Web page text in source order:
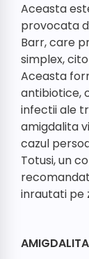
Aceasta
provocata
Barr, care
simplex,
Aceasta
antibiotice,
infectii ale
amigdalita
cazul
Totusi, un
inrautati pe